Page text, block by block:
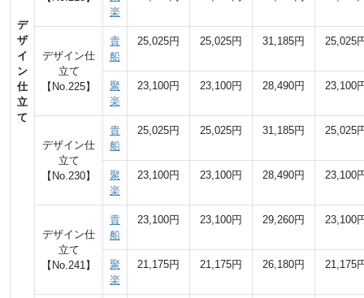
デ
ザ
イ
ン
仕
立
て
楽
デザイン仕
立て
【No.225】
貴
船
25,025円 25,025円 31,185円 25,025
聚
楽
23,100円 23,100円 28,490円 23,100
デザイン仕
立て
【No.230】
貴
船
25,025円 25,025円 31,185円 25,025
聚
楽
23,100円 23,100円 28,490円 23,100
デザイン仕
立て
【No.241】
貴
船
23,100円 23,100円 29,260円 23,100
聚
楽
21,175円 21,175円 26,180円 21,175